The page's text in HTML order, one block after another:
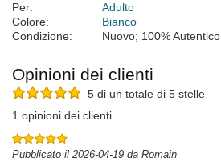
Per:
Adulto
Colore:
Bianco
Condizione:
Nuovo; 100% Autentico
Opinioni dei clienti
5 di un totale di 5 stelle
1 opinioni dei clienti
Pubblicato il 2026-04-19 da Romain